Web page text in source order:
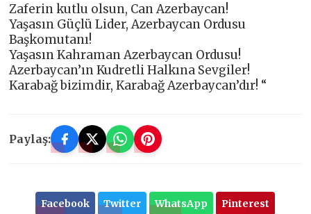
Zaferin kutlu olsun, Can Azerbaycan!
Yaşasın Güçlü Lider, Azerbaycan Ordusu
Başkomutanı!
Yaşasın Kahraman Azerbaycan Ordusu!
Azerbaycan’ın Kudretli Halkına Sevgiler!
Karabağ bizimdir, Karabağ Azerbaycan’dır! “
Paylaş:
Facebook Twitter WhatsApp Pinterest